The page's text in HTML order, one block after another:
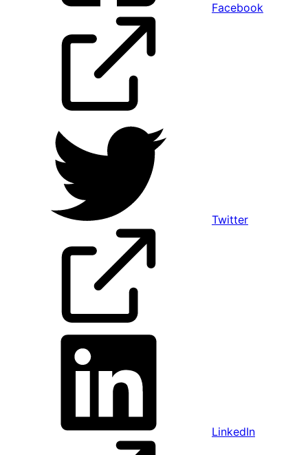
Facebook
Twitter
LinkedIn